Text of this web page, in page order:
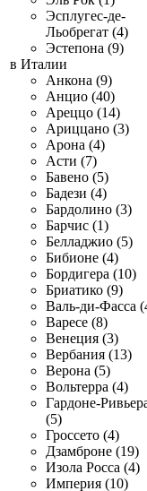
Эсплугес-де-
Льобрегат (4)
Эстепона (9)
в Италии
Анкона (9)
Анцио (40)
Ареццо (14)
Ариццано (3)
Арона (4)
Асти (7)
Бавено (5)
Бадези (4)
Бардолино (3)
Барчис (1)
Белладжио (5)
Бибионе (4)
Бордигера (10)
Бриатико (9)
Валь-ди-Фасса
Варесе (8)
Венеция (3)
Вербания (13)
Верона (5)
Вольтерра (4)
Гардоне-
(5)
Гроссето (4)
Дзамброне (19)
Изола Росса (4)
Империя (10)